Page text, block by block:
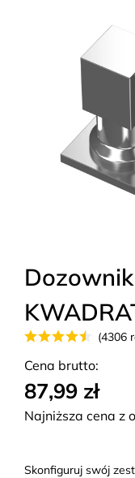
(4306
Cena brutto:
87,99 zł
Najniższa cena z
Skonfiguruj swój